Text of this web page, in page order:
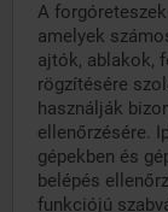
A
amelyek
ajtók, ablakok,
rögzítésére
használják
ellenőrzésére.
gépekben és
belépés
funkciójú